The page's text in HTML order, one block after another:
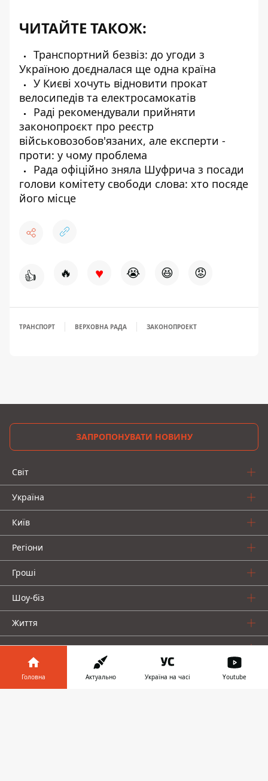
ЧИТАЙТЕ ТАКОЖ:
Транспортний безвіз: до угоди з
Україною доєдналася ще одна країна
У Києві хочуть відновити прокат
велосипедів та електросамокатів
Раді рекомендували прийняти
законопроєкт про реєстр
військовозобов'язаних, але експерти -
проти: у чому проблема
Рада офіційно зняла Шуфрича з посади
голови комітету свободи слова: хто посяде
його місце
👍 🔥 ♥ 😭 😆 😡
ТРАНСПОРТ ВЕРХОВНА РАДА ЗАКОНОПРОЕКТ
ЗАПРОПОНУВАТИ НОВИНУ
Світ
Україна
Київ
Регіони
Гроші
Шоу-біз
Життя
Про нас
Головна Актуально Україна на часі Youtube